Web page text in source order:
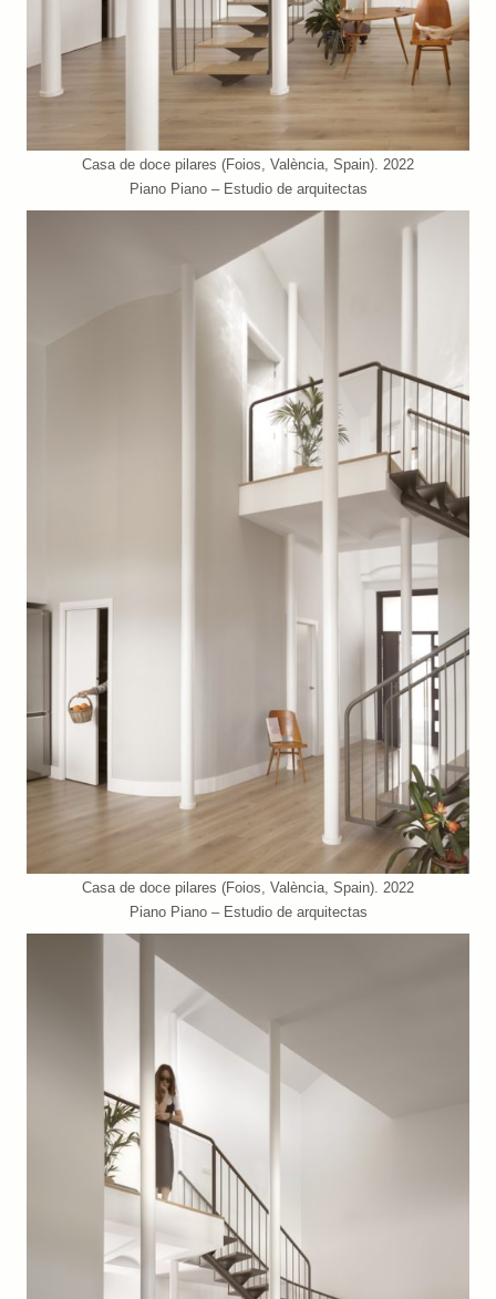
Casa de doce pilares (Foios, València, Spain). 2022
Piano Piano – Estudio de arquitectas
Casa de doce pilares (Foios, València, Spain). 2022
Piano Piano – Estudio de arquitectas